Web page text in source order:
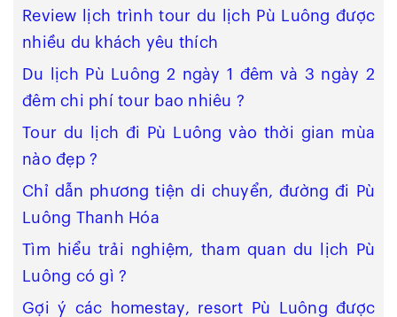
Review lịch trình tour du lịch Pù Luông được
nhiều du khách yêu thích
Du lịch Pù Luông 2 ngày 1 đêm và 3 ngày 2
đêm chi phí tour bao nhiêu ?
Tour du lịch đi Pù Luông vào thời gian mùa
nào đẹp ?
Chỉ dẫn phương tiện di chuyển, đường đi Pù
Luông Thanh Hóa
Tìm hiểu trải nghiệm, tham quan du lịch Pù
Luông có gì ?
Gợi ý các homestay, resort Pù Luông được